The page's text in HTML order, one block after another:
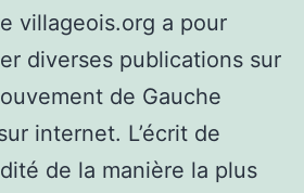
villageois.org a pour
diverses publications sur
de Gauche
internet. L’écrit de
de la manière la plus